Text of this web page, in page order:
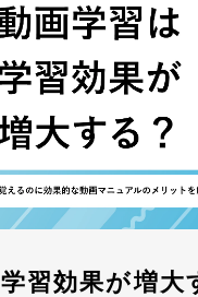
オンラインデモ
導入事例
セミナー・イベント情報
できるをふやす研究所
習効果が増大